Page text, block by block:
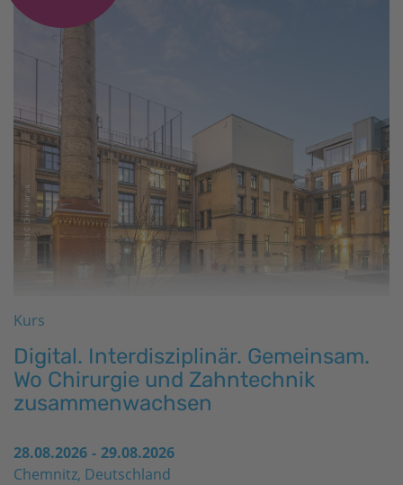
Kurs
Digital. Interdisziplinär. Gemeinsam.
Wo Chirurgie und Zahntechnik
zusammenwachsen
28.08.2026 - 29.08.2026
Chemnitz, Deutschland